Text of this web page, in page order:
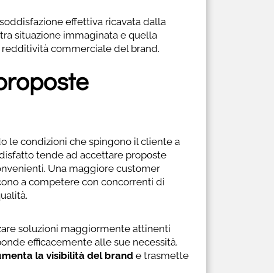
effettiva ricavata dalla
situazione immaginata e quella
commerciale del brand.
le condizioni che spingono il cliente a
tende ad accettare proposte
Una maggiore customer
a competere con concorrenti di
soluzioni maggiormente attinenti
efficacemente alle sue necessità.
la visibilità del brand e trasmette